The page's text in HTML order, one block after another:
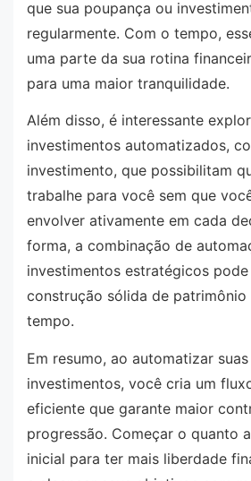
que sua poupança ou
regularmente. Com o tempo,
uma parte da sua rotina
para uma maior tranquilidade.
Além disso, é interessante
investimentos automatizados,
investimento, que possibilitam
trabalhe para você sem que
envolver ativamente em cada
forma, a combinação de
investimentos estratégicos
construção sólida de
tempo.
Em resumo, ao automatizar
investimentos, você cria um
eficiente que garante maior
progressão. Começar o quanto
inicial para ter mais liberdade